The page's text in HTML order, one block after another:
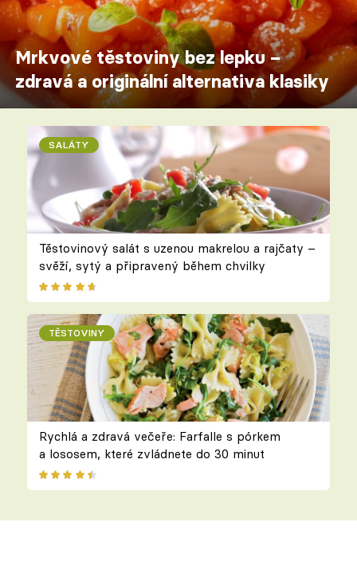
Mrkvové těstoviny bez lepku –
zdravá a originální alternativa klasiky
SALÁTY
Těstovinový salát s uzenou makrelou a rajčaty –
svěží, sytý a připravený během chvilky
TĚSTOVINY
Rychlá a zdravá večeře: Farfalle s pórkem
a lososem, které zvládnete do 30 minut